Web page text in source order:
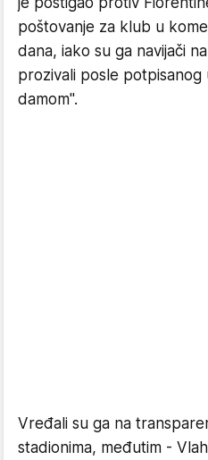
poštovanje za klub u
dana, iako su ga navijači
prozivali posle potpisanog
damom".
Vređali su ga na
stadionima, međutim -